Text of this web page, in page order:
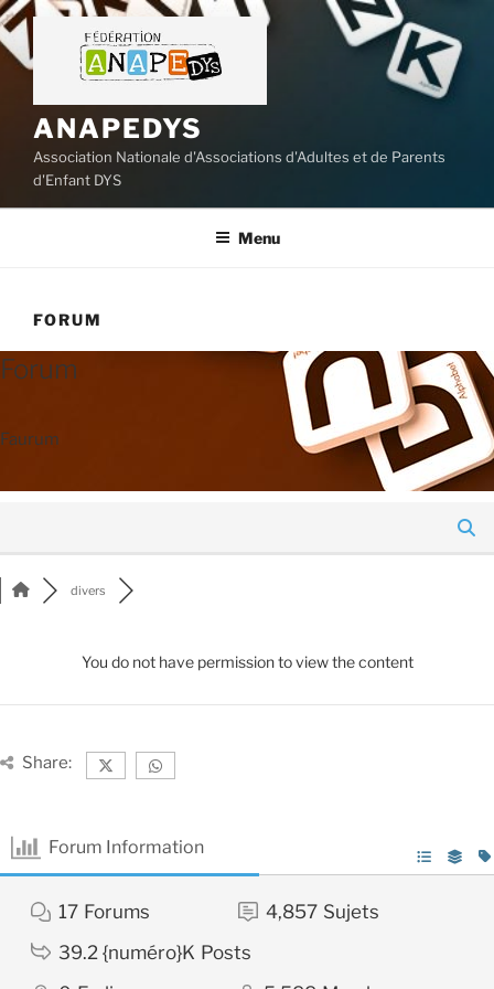
Aller
au
contenu
ANAPEDYS
Association Nationale d'Associations d'Adultes et de Parents
d'Enfant DYS
Menu
FORUM
Forum
Faurum
divers
You do not have permission to view the content
Share:
Forum Information
17 Forums 4,857 Sujets
39.2 {numéro}K Posts